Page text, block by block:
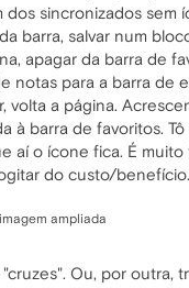
dos sincronizados sem
barra, salvar num
apagar da barra de
notas para a barra de
volta a página.
à barra de favoritos. Tô
aí o ícone fica. É muito
do custo/benefício.
ampliada
Ou, por outra,